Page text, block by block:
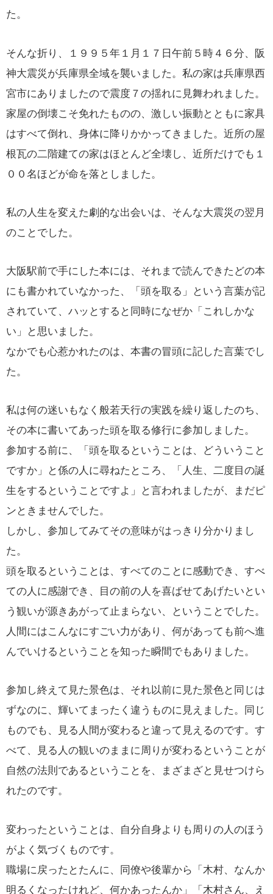
た。
そんな折り、１９９５年１月１７日午前５時４６分、阪
神大震災が兵庫県全域を襲いました。私の家は兵庫県西
宮市にありましたので震度７の揺れに見舞われました。
家屋の倒壊こそ免れたものの、激しい振動とともに家具
はすべて倒れ、身体に降りかかってきました。近所の屋
根瓦の二階建ての家はほとんど全壊し、近所だけでも１
００名ほどが命を落としました。
私の人生を変えた劇的な出会いは、そんな大震災の翌月
のことでした。
大阪駅前で手にした本には、それまで読んできたどの本
にも書かれていなかった、「頭を取る」という言葉が記
されていて、ハッとすると同時になぜか「これしかな
い」と思いました。
なかでも心惹かれたのは、本書の冒頭に記した言葉でし
た。
私は何の迷いもなく般若天行の実践を繰り返したのち、
その本に書いてあった頭を取る修行に参加しました。
参加する前に、「頭を取るということは、どういうこと
ですか」と係の人に尋ねたところ、「人生、二度目の誕
生をするということですよ」と言われましたが、まだピ
ンときませんでした。
しかし、参加してみてその意味がはっきり分かりまし
た。
頭を取るということは、すべてのことに感動でき、すべ
ての人に感謝でき、目の前の人を喜ばせてあげたいとい
う観いが源きあがって止まらない、ということでした。
人間にはこんなにすごい力があり、何があっても前へ進
んでいけるということを知った瞬間でもありました。
参加し終えて見た景色は、それ以前に見た景色と同じは
ずなのに、輝いてまったく違うものに見えました。同じ
ものでも、見る人間が変わると違って見えるのです。す
べて、見る人の観いのままに周りが変わるということが
自然の法則であるということを、まざまざと見せつけら
れたのです。
変わったということは、自分自身よりも周りの人のほう
がよく気づくものです。
職場に戻ったとたんに、同僚や後輩から「木村、なんか
明るくなったけれど、何かあったんか」「木村さん、え